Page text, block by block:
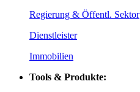
Regierung & Öffentl. Sektor
Dienstleister
Immobilien
Tools & Produkte: